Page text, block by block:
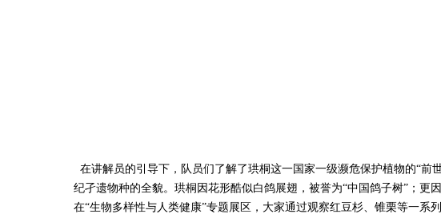
在讲解员的引导下，队员们了解了珙桐这一国家一级濒危保护植物的“
纪孑遗物种的全貌。珙桐因花形酷似白鸽展翅，被誉为“中国鸽子树”；更
在“生物多样性与人类健康”专题展区，大家通过观察红豆杉、锥栗等一